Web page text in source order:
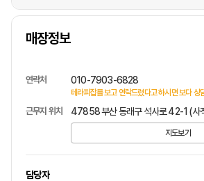
매장정보
상호명
연락처 010-7903-6828
테라피잡를 보고 연락드렸다고 하시면 보다 상
근무지 위치 47858 부산 동래구 석사로 42-1 (
지도보기
담당자